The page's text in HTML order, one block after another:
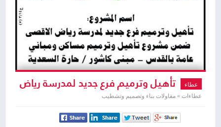
عطاء تأهيل وترميم فرع جديد لمدرسة رياض
الاقصى
عطاءات » مقاولات بناء وتصميم وتشطيب